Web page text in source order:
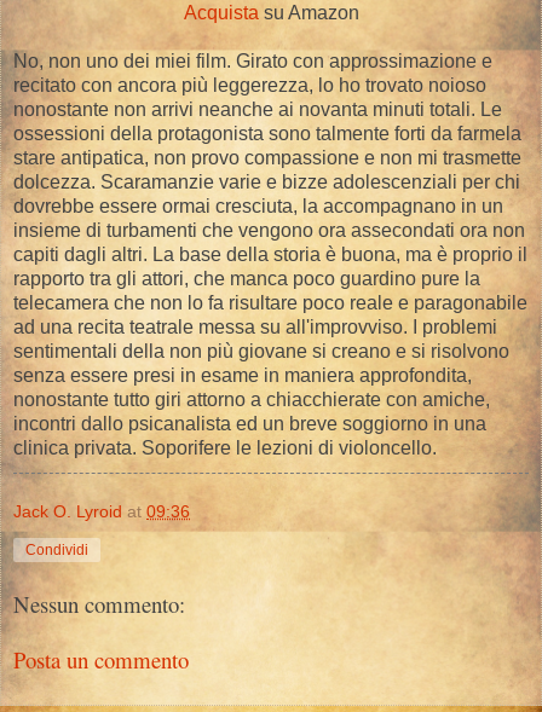
Acquista su Amazon
No, non uno dei miei film. Girato con approssimazione e
recitato con ancora più leggerezza, lo ho trovato noioso
nonostante non arrivi neanche ai novanta minuti totali. Le
ossessioni della protagonista sono talmente forti da farmela
stare antipatica, non provo compassione e non mi trasmette
dolcezza. Scaramanzie varie e bizze adolescenziali per chi
dovrebbe essere ormai cresciuta, la accompagnano in un
insieme di turbamenti che vengono ora assecondati ora non
capiti dagli altri. La base della storia è buona, ma è proprio il
rapporto tra gli attori, che manca poco guardino pure la
telecamera che non lo fa risultare poco reale e paragonabile
ad una recita teatrale messa su all'improvviso. I problemi
sentimentali della non più giovane si creano e si risolvono
senza essere presi in esame in maniera approfondita,
nonostante tutto giri attorno a chiacchierate con amiche,
incontri dallo psicanalista ed un breve soggiorno in una
clinica privata. Soporifere le lezioni di violoncello.
Jack O. Lyroid at 09:36
Condividi
Nessun commento:
Posta un commento